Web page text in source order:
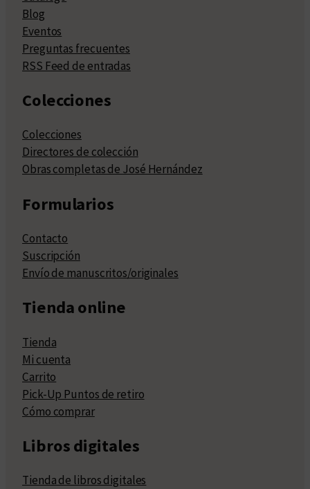
Blog
Eventos
Preguntas frecuentes
RSS Feed de entradas
Colecciones
Colecciones
Directores de colección
Obras completas de José Hernández
Formularios
Contacto
Suscripción
Envío de manuscritos/originales
Tienda online
Tienda
Mi cuenta
Carrito
Pick-Up Puntos de retiro
Cómo comprar
Libros digitales
Tienda de libros digitales